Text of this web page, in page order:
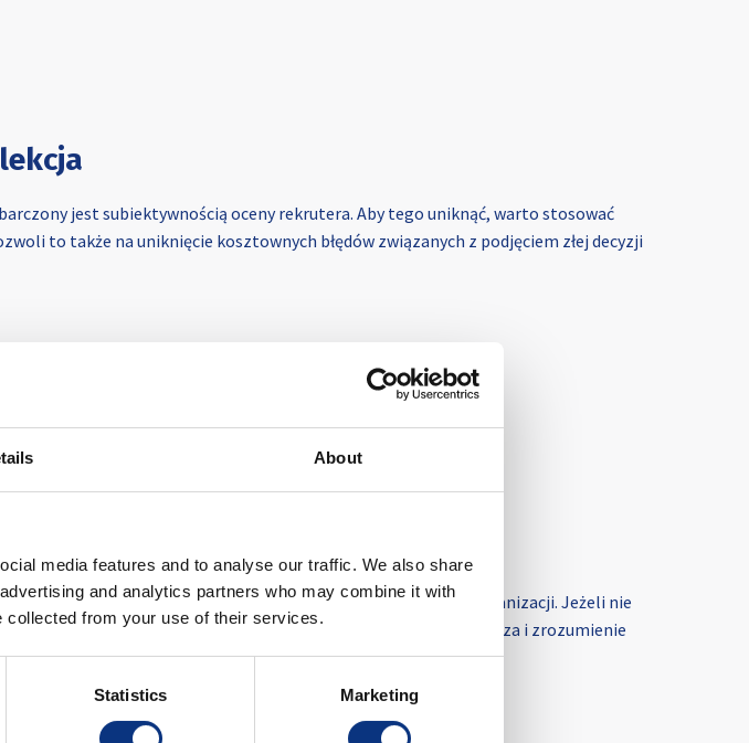
About
media features and to analyse our traffic. We also share
and analytics partners who may combine it with
collected from your use of their services.
Statistics Marketing
jest subiektywnością oceny rekrutera. Aby tego uniknąć, warto stosować
to także na uniknięcie kosztownych błędów związanych z podjęciem złej decyzji
HR dostarczy Ci wielu cennych informacji na temat życia organizacji. Jeżeli nie
procesów w firmie, nie możesz nimi świadomie zarządzać. Wiedza i zrozumienie
pierwszym krokiem do optymalizacji działań w Twojej firmie.